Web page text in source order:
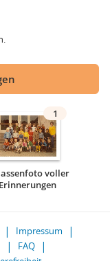
1
voller
Erinnerungen
Impressum
FAQ